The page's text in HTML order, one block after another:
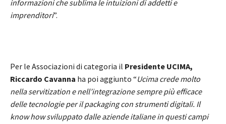
informazioni che sublima le intuizioni di addetti e
imprenditori”.
Per le Associazioni di categoria il Presidente UCIMA,
Riccardo Cavanna ha poi aggiunto “Ucima crede molto
nella servitization e nell’integrazione sempre più efficace
delle tecnologie per il packaging con strumenti digitali. Il
know how sviluppato dalle aziende italiane in questi campi